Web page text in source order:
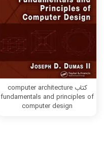
کتاب computer architecture
fundamentals and principles of
computer design